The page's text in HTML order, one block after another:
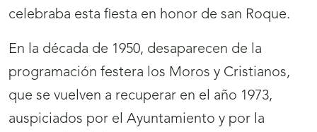
celebraba esta fiesta en honor de san Roque.
En la década de 1950, desaparecen de la
programación festera los Moros y Cristianos,
que se vuelven a recuperar en el año 1973,
auspiciados por el Ayuntamiento y por la